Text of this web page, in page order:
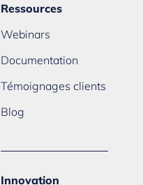
Ressources
Webinars
Documentation
Témoignages clients
Blog
Innovation